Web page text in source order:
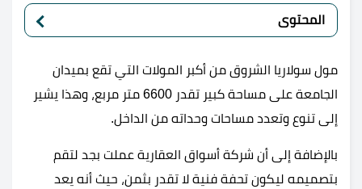
المحتوى
مول سولاريا الشروق من أكبر المولات التي تقع بميدان
الجامعة على مساحة كبير تقدر 6600 متر مربع، وهذا يشير
إلى تنوع وتعدد مساحات وحداته من الداخل.
بالإضافة إلى أن شركة أسواق العقارية عملت بجد لتقم
بتصميمه ليكون تحفة فنية لا تقدر بثمن، حيث أنه يعد